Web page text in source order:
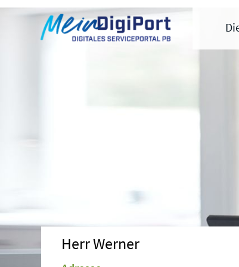
Digitales Serviceportal
Zur Hauptnavigation
Zum Inhalt
Zum Footer
Herr Werner